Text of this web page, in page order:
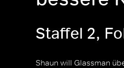
Staffel 2,
Shaun will Glassman